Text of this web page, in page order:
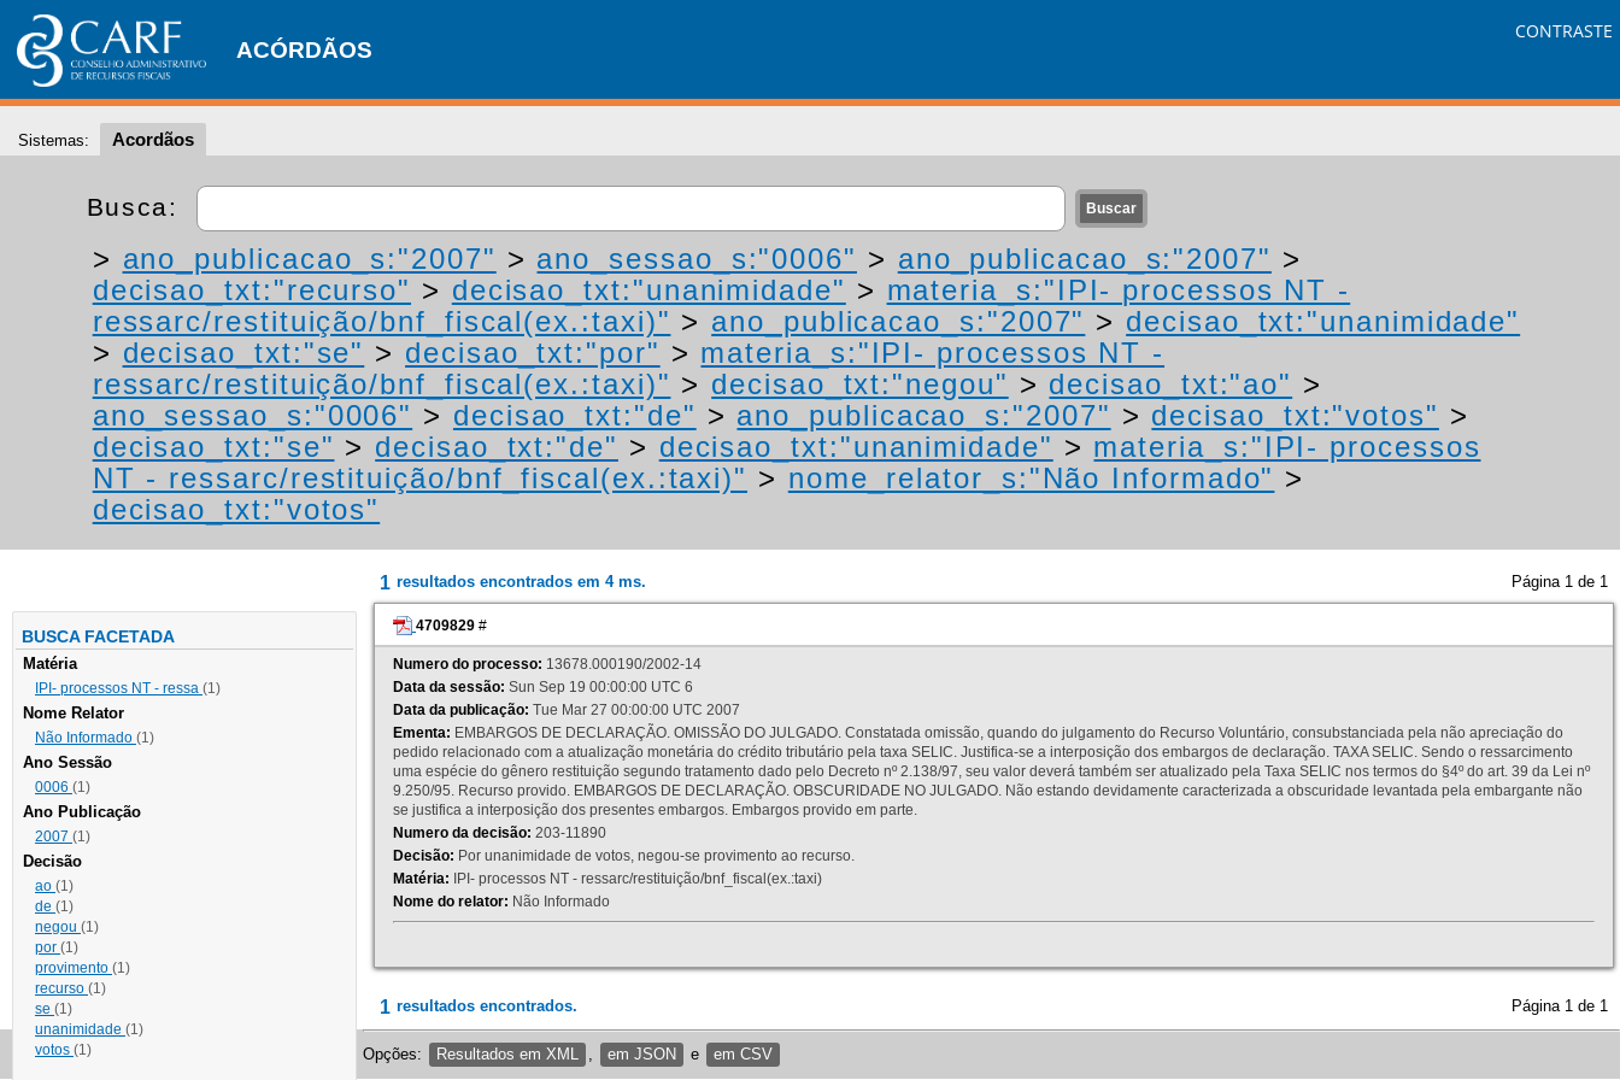
ACÓRDÃOS
CONTRASTE
Sistemas: Acordãos
Busca:
> ano_publicacao_s:"2007" > ano_sessao_s:"0006" > ano_publicacao_s:"2007" >
decisao_txt:"recurso" > decisao_txt:"unanimidade" > materia_s:"IPI- processos NT -
ressarc/restituição/bnf_fiscal(ex.:taxi)" > ano_publicacao_s:"2007" > decisao_txt:"unanimidade"
> decisao_txt:"se" > decisao_txt:"por" > materia_s:"IPI- processos NT -
ressarc/restituição/bnf_fiscal(ex.:taxi)" > decisao_txt:"negou" > decisao_txt:"ao" >
ano_sessao_s:"0006" > decisao_txt:"de" > ano_publicacao_s:"2007" > decisao_txt:"votos" >
decisao_txt:"se" > decisao_txt:"de" > decisao_txt:"unanimidade" > materia_s:"IPI- processos
NT - ressarc/restituição/bnf_fiscal(ex.:taxi)" > nome_relator_s:"Não Informado" >
decisao_txt:"votos"
BUSCA FACETADA
Matéria
IPI- processos NT - ressa (1)
Nome Relator
Não Informado (1)
Ano Sessão
0006 (1)
Ano Publicação
2007 (1)
Decisão
ao (1)
de (1)
negou (1)
por (1)
provimento (1)
recurso (1)
se (1)
unanimidade (1)
votos (1)
1 resultados encontrados em 4 ms. Página 1 de 1
4709829 #
Numero do processo: 13678.000190/2002-14
Data da sessão: Sun Sep 19 00:00:00 UTC 6
Data da publicação: Tue Mar 27 00:00:00 UTC 2007
Ementa: EMBARGOS DE DECLARAÇÃO. OMISSÃO DO JULGADO. Constatada omissão, quando do julgamento do Recurso Voluntário, consubstanciada pela não apreciação do
pedido relacionado com a atualização monetária do crédito tributário pela taxa SELIC. Justifica-se a interposição dos embargos de declaração. TAXA SELIC. Sendo o ressarcimento
uma espécie do gênero restituição segundo tratamento dado pelo Decreto nº 2.138/97, seu valor deverá também ser atualizado pela Taxa SELIC nos termos do §4º do art. 39 da Lei nº
9.250/95. Recurso provido. EMBARGOS DE DECLARAÇÃO. OBSCURIDADE NO JULGADO. Não estando devidamente caracterizada a obscuridade levantada pela embargante não
se justifica a interposição dos presentes embargos. Embargos provido em parte.
Numero da decisão: 203-11890
Decisão: Por unanimidade de votos, negou-se provimento ao recurso.
Matéria: IPI- processos NT - ressarc/restituição/bnf_fiscal(ex.:taxi)
Nome do relator: Não Informado
1 resultados encontrados. Página 1 de 1
Opções: Resultados em XML em JSON e em CSV